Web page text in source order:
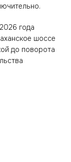
года
шоссе
до поворота